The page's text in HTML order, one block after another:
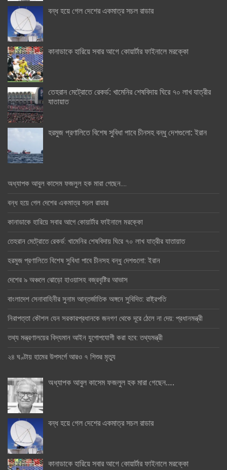
বন্ধ হয়ে গেল দেশের একমাত্র সচল রাডার
কানাডাকে হারিয়ে সবার আগে কোয়ার্টার ফাইনালে মরক্কো
তেহরান মেট্রোতে রেকর্ড: খামেনির শেষবিদায় ঘিরে ৭০ লাখ যাত্রীর
যাতায়াত
হরমুজ প্রণালিতে বিশেষ সুবিধা পাবে চীনসহ বন্ধু দেশগুলো: ইরান
অধ্যাপক আবুল কাসেম ফজলুল হক মারা গেছেন….
বন্ধ হয়ে গেল দেশের একমাত্র সচল রাডার
কানাডাকে হারিয়ে সবার আগে কোয়ার্টার ফাইনালে মরক্কো
তেহরান মেট্রোতে রেকর্ড: খামেনির শেষবিদায় ঘিরে ৭০ লাখ যাত্রীর যাতায়াত
হরমুজ প্রণালিতে বিশেষ সুবিধা পাবে চীনসহ বন্ধু দেশগুলো: ইরান
দেশের ৯ অঞ্চলে ঝোড়ো হাওয়াসহ বজ্রবৃষ্টির আভাস
বাংলাদেশ সেনাবাহিনীর সুনাম আন্তর্জাতিক অঙ্গনে সুবিদিত: রাষ্ট্রপতি
নিরাপত্তা কৌশল যেন সরকারপ্রধানকে জনগণ থেকে দূরে ঠেলে না দেয়: প্রধানমন্ত্রী
তথ্য মন্ত্রণালয়ের বিদ্যমান আইন যুগোপযোগী করা হবে: তথ্যমন্ত্রী
২৪ ঘণ্টায় হামের উপসর্গে আরও ৭ শিশুর মৃত্যু
অধ্যাপক আবুল কাসেম ফজলুল হক মারা গেছেন….
বন্ধ হয়ে গেল দেশের একমাত্র সচল রাডার
কানাডাকে হারিয়ে সবার আগে কোয়ার্টার ফাইনালে মরক্কো